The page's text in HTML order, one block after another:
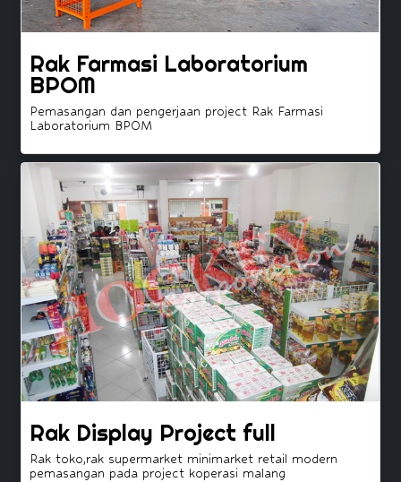
Rak Farmasi Laboratorium
BPOM
Pemasangan dan pengerjaan project Rak Farmasi
Laboratorium BPOM
Rak Display Project full
Rak toko,rak supermarket minimarket retail modern
pemasangan pada project koperasi malang